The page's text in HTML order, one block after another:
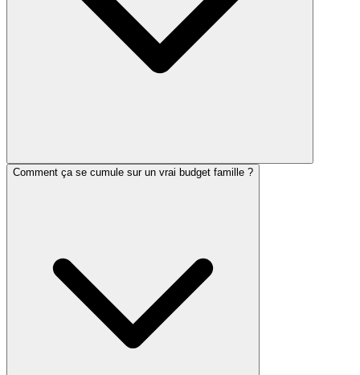
Comment ça se cumule sur un vrai budget famille ?